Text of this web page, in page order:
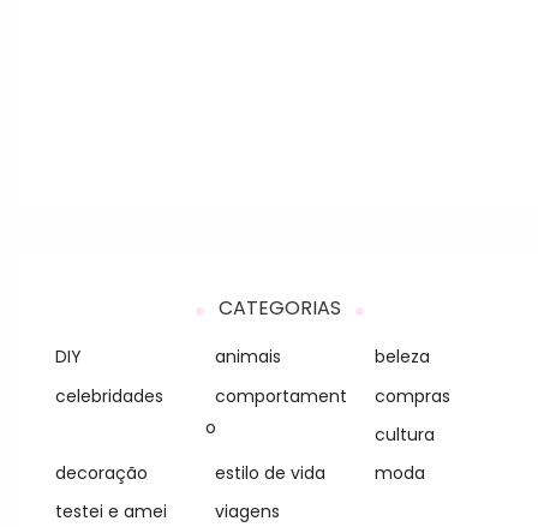
CATEGORIAS
DIY animais
beleza
celebridades
comportament
o
compras
cultura
decoração
estilo de vida
moda
testei e amei
viagens